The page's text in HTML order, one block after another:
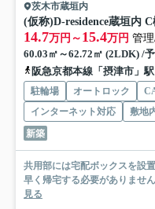
茨木市蔵垣内
(仮称)D-residence蔵垣内 C
14.7万円～ 15.4万円 管
60.03㎡～62.72㎡ (2LDK) /
阪急京都本線「摂津市」
駐輪場 オートロック
インターネット対応
敷地
新築
共用部には宅配ボックスを設
早く帰宅する必要がありませ
見る